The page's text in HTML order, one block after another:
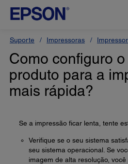
Suporte Impressoras
Como configuro
produto para a
mais rápida?
Se a impressão ficar lenta, tente
Verifique se o seu sistema
seu sistema operacional. Se
imagem de alta resolução,